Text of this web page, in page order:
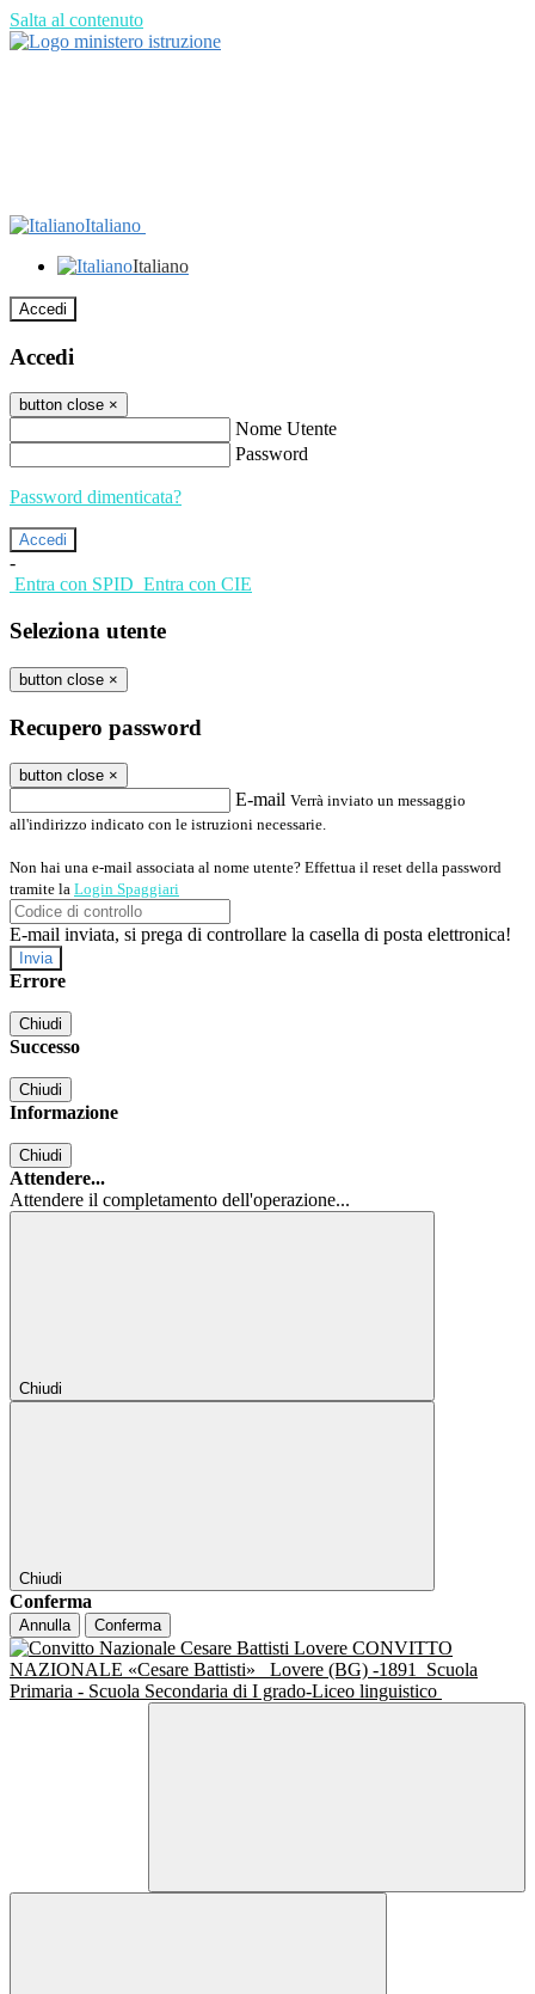
Salta al contenuto
Italiano
Italiano
Accedi
Accedi
button close ×
Nome Utente
Password
Password dimenticata?
-
Entra con SPID Entra con CIE
Seleziona utente
button close ×
Recupero password
button close ×
E-mail Verrà inviato un messaggio
all'indirizzo indicato con le istruzioni necessarie.
Non hai una e-mail associata al nome utente? Effettua il reset della password
tramite la Login Spaggiari
E-mail inviata, si prega di controllare la casella di posta elettronica!
Errore
Chiudi
Successo
Chiudi
Informazione
Chiudi
Attendere...
Attendere il completamento dell'operazione...
Chiudi
Chiudi
Conferma
Annulla Conferma
CONVITTO
NAZIONALE «Cesare Battisti»
Lovere (BG) -1891
Scuola
Primaria - Scuola Secondaria di I grado-Liceo linguistico